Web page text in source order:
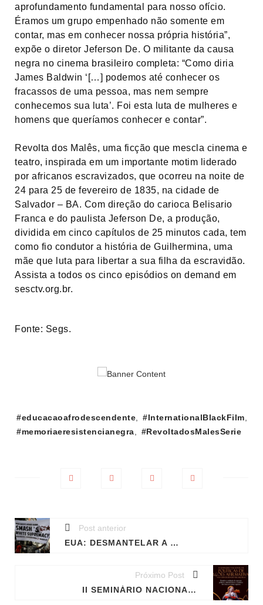
aprofundamento fundamental para nosso ofício.
Éramos um grupo empenhado não somente em
contar, mas em conhecer nossa própria história”,
expõe o diretor Jeferson De. O militante da causa
negra no cinema brasileiro completa: “Como diria
James Baldwin ‘[…] podemos até conhecer os
fracassos de uma pessoa, mas nem sempre
conhecemos sua luta’. Foi esta luta de mulheres e
homens que queríamos conhecer e contar”.
Revolta dos Malês, uma ficção que mescla cinema e
teatro, inspirada em um importante motim liderado
por africanos escravizados, que ocorreu na noite de
24 para 25 de fevereiro de 1835, na cidade de
Salvador – BA. Com direção do carioca Belisario
Franca e do paulista Jeferson De, a produção,
dividida em cinco capítulos de 25 minutos cada, tem
como fio condutor a história de Guilhermina, uma
mãe que luta para libertar a sua filha da escravidão.
Assista a todos os cinco episódios on demand em
sesctv.org.br.
Fonte: Segs.
Tags:
#educacaoafrodescendente #InternationalBlackFilm
#memoriaeresistencianegra
#RevoltadosMalesSerie
Post anterior
EUA: DESMANTELAR A SUPREMACIA BRANCA
Próximo Post
II SEMINÁRIO NACIONAL POLÍTICAS DE AÇÕES AFIRMATIVAS NAS UNIVERSIDADES BRASILEIRAS